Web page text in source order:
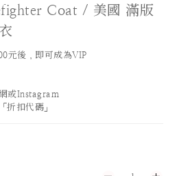
Coat / 美國 滿版
元後，即可成為VIP
或Instagram
折扣代碼」